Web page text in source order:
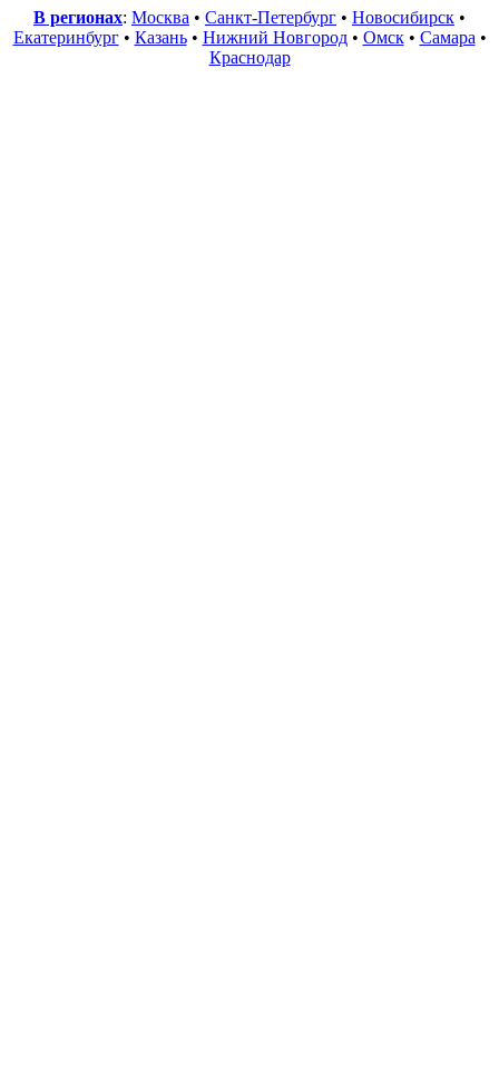
В регионах: Москва • Санкт-Петербург • Новосибирск •
Екатеринбург• Казань• Нижний Новгород• Омск• Самара •
Краснодар